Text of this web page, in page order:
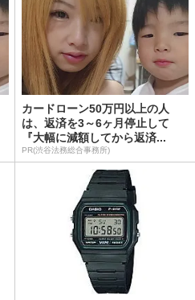
カードローン50万円以上の人
は、返済を3～6ヶ月停止して
『大幅に減額してから返済...
PR(渋谷法務総合事務所)